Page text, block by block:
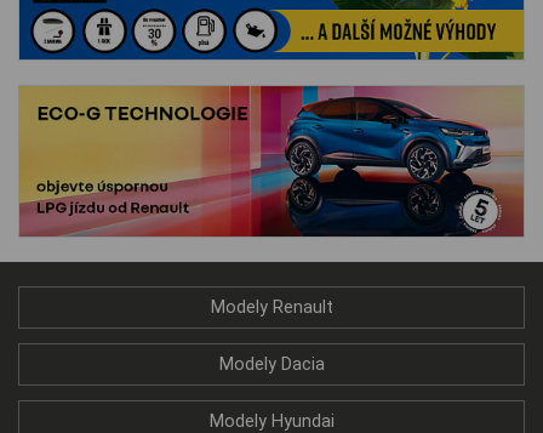
Modely Renault
Modely Dacia
Modely Hyundai